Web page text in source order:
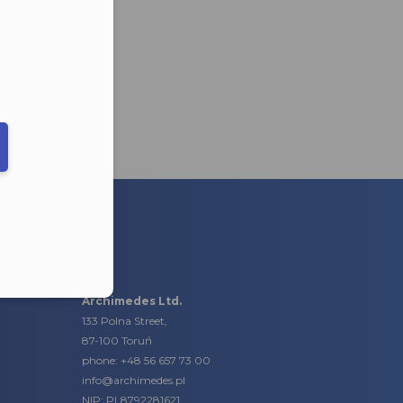
Archimedes Ltd.
133 Polna Street,
87-100 Toruń
phone: +48 56 657 73 00
info@archimedes.pl
NIP: PL8792281621
call
w formacie E164